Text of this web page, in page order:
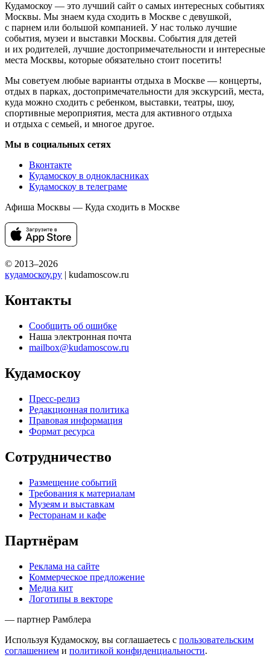
Кудамоскоу — это лучший сайт о самых интересных событиях
Москвы. Мы знаем куда сходить в Москве с девушкой,
с парнем или большой компанией. У нас только лучшие
события, музеи и выставки Москвы. События для детей
и их родителей, лучшие достопримечательности и интересные
места Москвы, которые обязательно стоит посетить!
Мы советуем любые варианты отдыха в Москве — концерты,
отдых в парках, достопримечательности для экскурсий, места,
куда можно сходить с ребенком, выставки, театры, шоу,
спортивные мероприятия, места для активного отдыха
и отдыха с семьей, и многое другое.
Мы в социальных сетях
Вконтакте
Кудамоскоу в однокласниках
Кудамоскоу в телеграме
Афиша Москвы — Куда сходить в Москве
© 2013–2026
кудамоскоу.ру | kudamoscow.ru
Контакты
Сообщить об ошибке
Наша электронная почта
mailbox@kudamoscow.ru
Кудамоскоу
Пресс-релиз
Редакционная политика
Правовая информация
Формат ресурса
Сотрудничество
Размещение событий
Требования к материалам
Музеям и выставкам
Ресторанам и кафе
Партнёрам
Реклама на сайте
Коммерческое предложение
Медиа кит
Логотипы в векторе
— партнер Рамблера
Используя Кудамоскоу, вы соглашаетесь с пользовательским
соглашением и политикой конфиденциальности.